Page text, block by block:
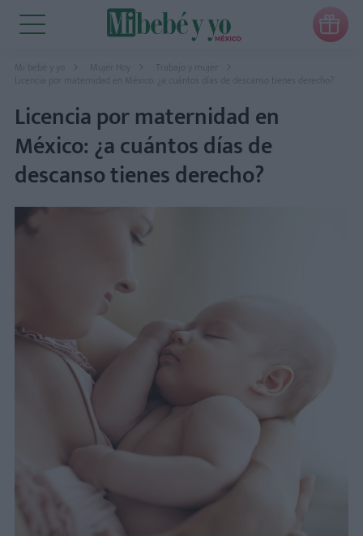

Mi bebé y yo Mujer Hoy
Licencia por maternidad en México: ¿a cuántos días de descanso tienes derecho?
Licencia por maternidad en
México: ¿a cuántos días de
descanso tienes derecho?